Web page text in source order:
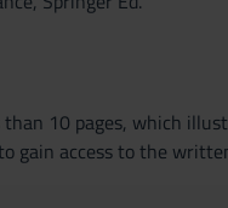
10 pages, which
gain access to the